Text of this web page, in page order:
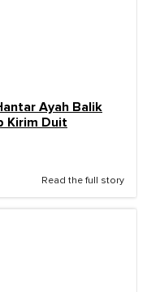
Ayah Balik
Kirim Duit
Read the full story